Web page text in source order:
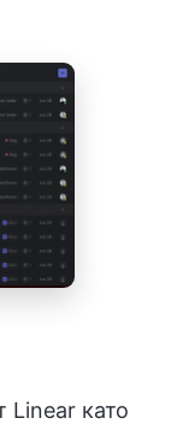
Linear като